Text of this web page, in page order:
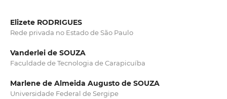
Elizete RODRIGUES
Rede privada no Estado de São Paulo
Vanderlei de SOUZA
Faculdade de Tecnologia de Carapicuíba
Marlene de Almeida Augusto de SOUZA
Universidade Federal de Sergipe